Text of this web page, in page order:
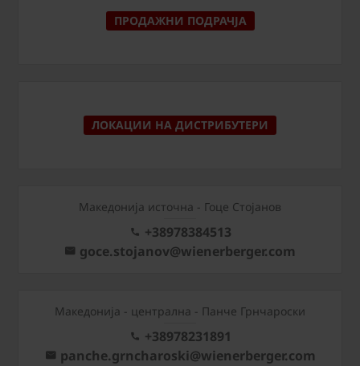
ПРОДАЖНИ ПОДРАЧЈА
ЛОКАЦИИ НА ДИСТРИБУТЕРИ
Македонија источна - Гоце Стојанов
+38978384513
goce.stojanov@wienerberger.com
Mакедонија - централна - Панче Грнчароски
+38978231891
panche.grncharoski@wienerberger.com